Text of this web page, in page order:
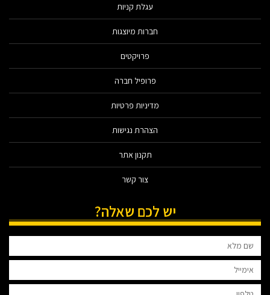
עגלת קניות
חברות מיוצגות
פרויקטים
פרופיל חברה
מדיניות פרטיות
הצהרת נגישות
תקנון אתר
צור קשר
יש לכם שאלה?